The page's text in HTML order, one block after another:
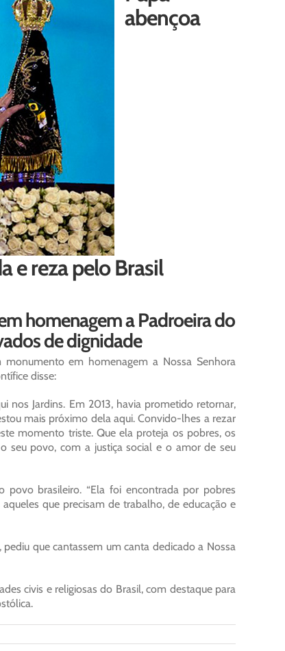
abençoa
e reza pelo Brasil
homenagem a Padroeira do
de dignidade
monumento em homenagem a Nossa Senhora
disse:
nos Jardins. Em 2013, havia prometido retornar,
mais próximo dela aqui. Convido-lhes a rezar
momento triste. Que ela proteja os pobres, os
seu povo, com a justiça social e o amor de seu
povo brasileiro. “Ela foi encontrada por pobres
que precisam de trabalho, de educação e
que cantassem um canta dedicado a Nossa
civis e religiosas do Brasil, com destaque para